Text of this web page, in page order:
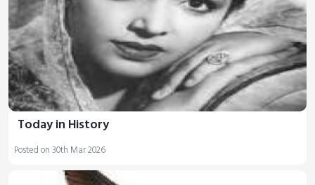
Today in History
Posted on 30th Mar 2026